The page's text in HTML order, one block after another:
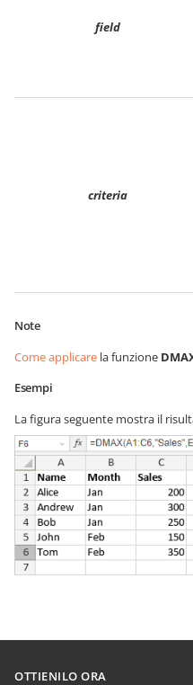
field
criteria
Note
Come applicare la funzione
Esempi
La figura seguente mostra il
OTTIENILO ORA